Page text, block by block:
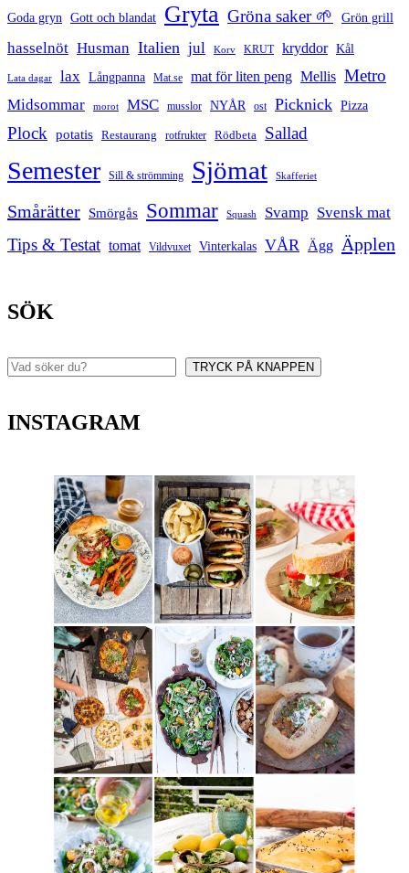
Goda gryn Gott och blandat Gryta Gröna saker 🌱 Grön grill
hasselnöt Husman Italien jul Korv KRUT kryddor Kål
Lata dagar lax Långpanna Mat.se mat för liten peng Mellis Metro
Midsommar morot MSC musslor NYÅR ost Picknick Pizza
Plock potatis Restaurang rotfrukter Rödbeta Sallad
Semester Sill & strömming Sjömat Skafferiet
Smårätter Smörgås Sommar Squash Svamp Svensk mat
Tips & Testat tomat Vildvuxet Vinterkalas VÅR Ägg Äpplen
SÖK
Sök TRYCK PÅ KNAPPEN
INSTAGRAM